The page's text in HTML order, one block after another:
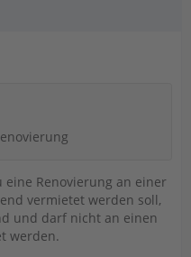
eine Renovierung an einer
vermietet werden soll,
und darf nicht an einen
werden.